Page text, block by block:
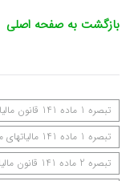
بازگشت به صفحه اصلی
تبصره 1 ماده 141 قانون مالیاتهای مستقیم
تبصره 1 ماده 141 مالیاتهای مستقیم
تبصره 2 ماده 141 قانون مالیاتهای مستقیم